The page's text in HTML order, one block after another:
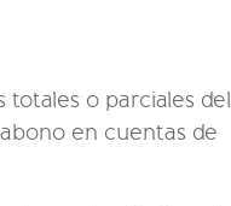
o parciales del
en cuentas de